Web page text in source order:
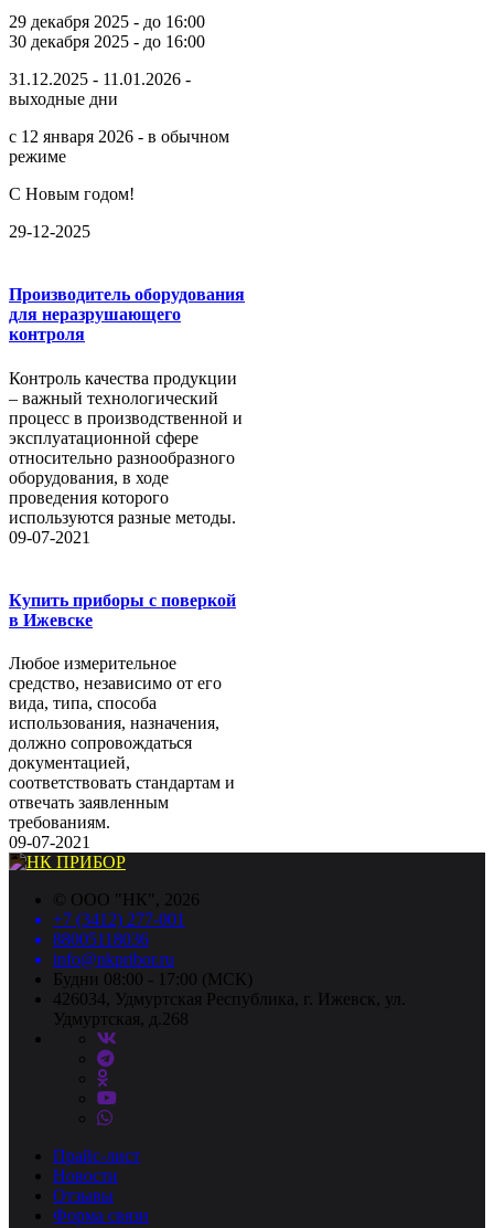
29 декабря 2025 - до 16:00
30 декабря 2025 - до 16:00
31.12.2025 - 11.01.2026 -
выходные дни
с 12 января 2026 - в обычном
режиме
С Новым годом!
29-12-2025
Производитель оборудования
для неразрушающего
контроля
Контроль качества продукции
– важный технологический
процесс в производственной и
эксплуатационной сфере
относительно разнообразного
оборудования, в ходе
проведения которого
используются разные методы.
09-07-2021
Купить приборы с поверкой
в Ижевске
Любое измерительное
средство, независимо от его
вида, типа, способа
использования, назначения,
должно сопровождаться
документацией,
соответствовать стандартам и
отвечать заявленным
требованиям.
09-07-2021
© ООО "НК", 2026
+7 (3412) 277-001
88005118036
info@nkpribor.ru
Будни 08:00 - 17:00 (МСК)
426034, Удмуртская Республика, г. Ижевск, ул.
Удмуртская, д.268
Прайс-лист
Новости
Отзывы
Форма связи